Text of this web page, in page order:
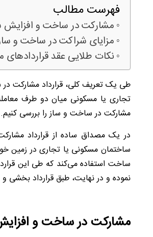
فهرست مطالب
مشارکت در ساخت و افزایش
مزایای شراکت در ساخت و
نکات طلایی عقد
طی یک تعریف کلی، قرارداد مشارکت
تجاری یا مسکونی میان دو طرف
مشارکت در ساخت و ساز را بررسی کنیم.
در یک مصداق ساده از قرارداد
ساختمان مسکونی یا تجاری در زمین خود
ساخت استفاده می‌کند که طی این
نموده و در نهایت، طبق قرارداد بخشی
مشارکت در ساخت و